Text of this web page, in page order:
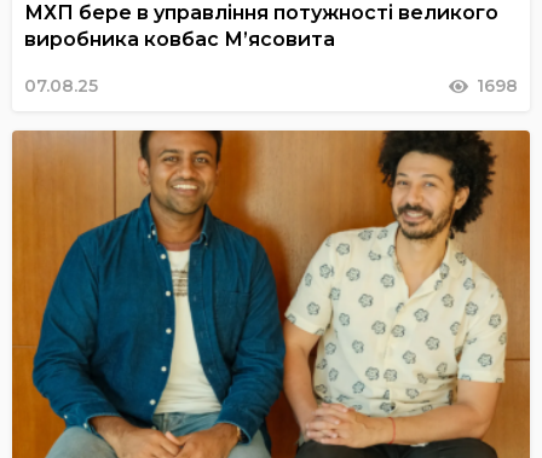
МХП бере в управління потужності великого
виробника ковбас М’ясовита
07.08.25 1698